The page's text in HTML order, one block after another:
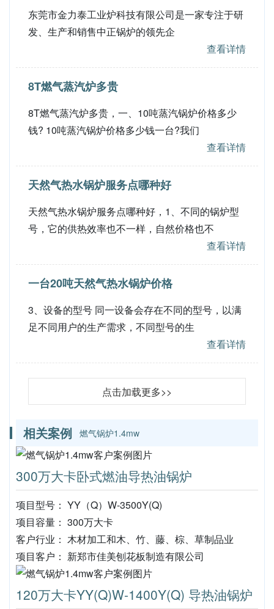
东莞市金力泰工业炉科技有限公司是一家专注于研
发、生产和销售中正锅炉的领先企
查看详情
8T燃气蒸汽炉多贵
8T燃气蒸汽炉多贵，一、10吨蒸汽锅炉价格多少
钱? 10吨蒸汽锅炉价格多少钱一台?我们
查看详情
天然气热水锅炉服务点哪种好
天然气热水锅炉服务点哪种好，1、不同的锅炉型
号，它的供热效率也不一样，自然价格也不
查看详情
一台20吨天然气热水锅炉价格
3、设备的型号 同一设备会存在不同的型号，以满
足不同用户的生产需求，不同型号的生
查看详情
点击加载更多>>
相关案例 燃气锅炉1.4mw
300万大卡卧式燃油导热油锅炉
项目型号： YY（Q）W-3500Y(Q)
项目容量： 300万大卡
客户行业： 木材加工和木、竹、藤、棕、草制品业
项目客户： 新郑市佳美刨花板制造有限公司
120万大卡YY(Q)W-1400Y(Q) 导热油锅炉